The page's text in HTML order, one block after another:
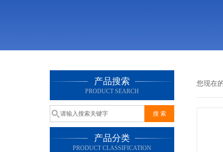
产品搜索
PRODUCT SEARCH
产品分类
PRODUCT CLASSIFICATION
您现在